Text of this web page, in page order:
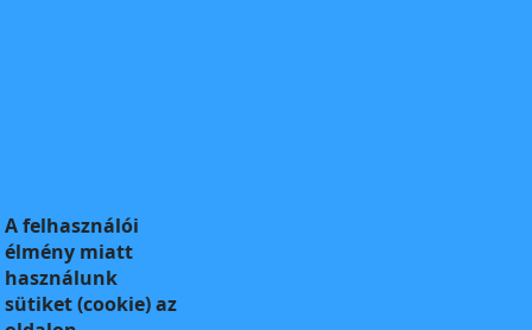
A felhasználói
élmény miatt
használunk
sütiket (cookie) az